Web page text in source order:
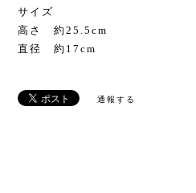
サイズ
高さ 約25.5cm
直径 約17cm
通報する